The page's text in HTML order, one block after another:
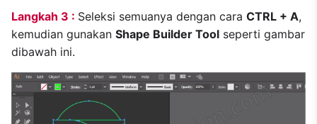
Langkah 3 : Seleksi semuanya dengan cara CTRL + A,
kemudian gunakan Shape Builder Tool seperti gambar
dibawah ini.